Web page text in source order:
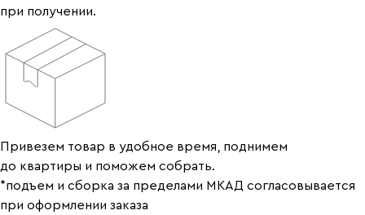
при получении.
Привезем товар в удобное время, поднимем
до квартиры и поможем собрать.
*подъем и сборка за пределами МКАД согласовывается
при оформлении заказа